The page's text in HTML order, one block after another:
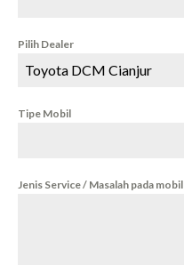
Pilih Dealer
Toyota DCM Cianjur
Tipe Mobil
Jenis Service / Masalah pada mobil